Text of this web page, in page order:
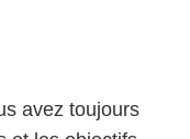
avez toujours